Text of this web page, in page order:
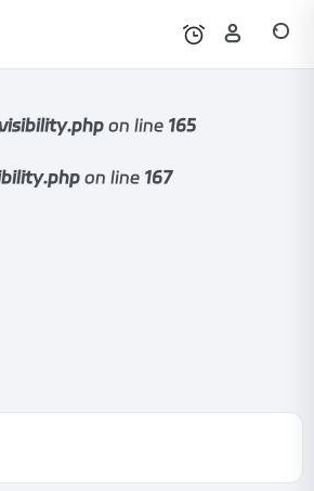
on line 165
on line 167